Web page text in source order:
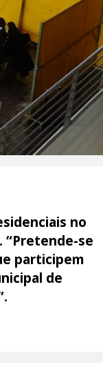
no
se
participem
de